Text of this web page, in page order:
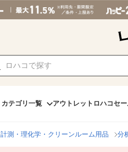
カテゴリ一覧 アウトレット ロハコセ
計測・理化学・クリーンルーム用品 分